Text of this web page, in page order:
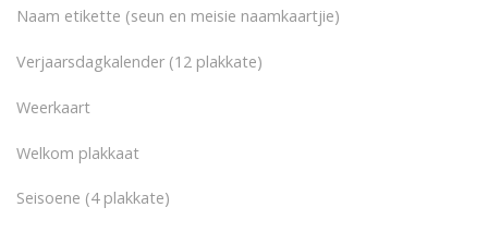
Naam etikette (seun en meisie naamkaartjie)
Verjaarsdagkalender (12 plakkate)
Weerkaart
Welkom plakkaat
Seisoene (4 plakkate)